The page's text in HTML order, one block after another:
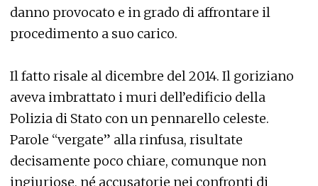
danno provocato e in grado di affrontare il
procedimento a suo carico.
Il fatto risale al dicembre del 2014. Il goriziano
aveva imbrattato i muri dell’edificio della
Polizia di Stato con un pennarello celeste.
Parole “vergate” alla rinfusa, risultate
decisamente poco chiare, comunque non
ingiuriose, né accusatorie nei confronti di